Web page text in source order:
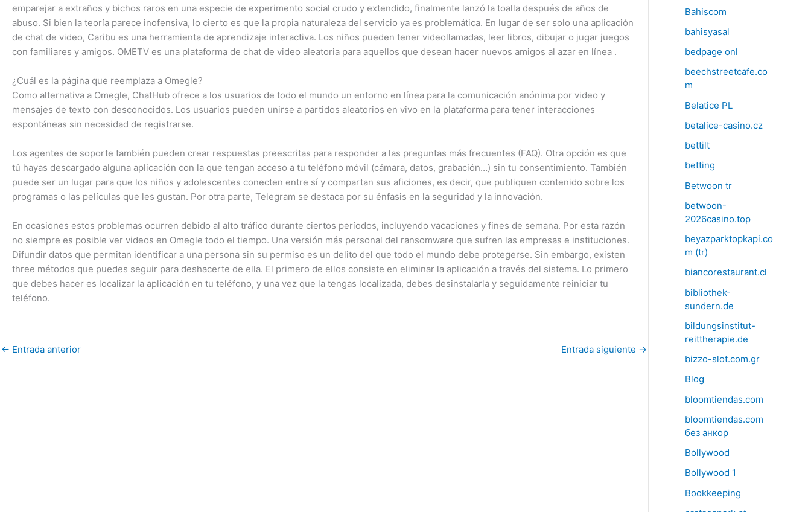
emparejar a extraños y bichos raros en una especie de experimento social crudo y extendido, finalmente lanzó la toalla después de años de
abuso. Si bien la teoría parece inofensiva, lo cierto es que la propia naturaleza del servicio ya es problemática. En lugar de ser solo una aplicación
de chat de video, Caribu es una herramienta de aprendizaje interactiva. Los niños pueden tener videollamadas, leer libros, dibujar o jugar juegos
con familiares y amigos. OMETV es una plataforma de chat de video aleatoria para aquellos que desean hacer nuevos amigos al azar en línea .
¿Cuál es la página que reemplaza a Omegle?
Como alternativa a Omegle, ChatHub ofrece a los usuarios de todo el mundo un entorno en línea para la comunicación anónima por video y
mensajes de texto con desconocidos. Los usuarios pueden unirse a partidos aleatorios en vivo en la plataforma para tener interacciones
espontáneas sin necesidad de registrarse.
Los agentes de soporte también pueden crear respuestas preescritas para responder a las preguntas más frecuentes (FAQ). Otra opción es que
tú hayas descargado alguna aplicación con la que tengan acceso a tu teléfono móvil (cámara, datos, grabación…) sin tu consentimiento. También
puede ser un lugar para que los niños y adolescentes conecten entre sí y compartan sus aficiones, es decir, que publiquen contenido sobre los
programas o las películas que les gustan. Por otra parte, Telegram se destaca por su énfasis en la seguridad y la innovación.
En ocasiones estos problemas ocurren debido al alto tráfico durante ciertos períodos, incluyendo vacaciones y fines de semana. Por esta razón
no siempre es posible ver videos en Omegle todo el tiempo. Una versión más personal del ransomware que sufren las empresas e instituciones.
Difundir datos que permitan identificar a una persona sin su permiso es un delito del que todo el mundo debe protegerse. Sin embargo, existen
three métodos que puedes seguir para deshacerte de ella. El primero de ellos consiste en eliminar la aplicación a través del sistema. Lo primero
que debes hacer es localizar la aplicación en tu teléfono, y una vez que la tengas localizada, debes desinstalarla y seguidamente reiniciar tu
teléfono.
← Entrada anterior Entrada siguiente →
Bahiscom
bahisyasal
bedpage onl
beechstreetcafe.co
m
Belatice PL
betalice-casino.cz
bettilt
betting
Betwoon tr
betwoon-
2026casino.top
beyazparktopkapi.co
m (tr)
biancorestaurant.cl
bibliothek-
sundern.de
bildungsinstitut-
reittherapie.de
bizzo-slot.com.gr
Blog
bloomtiendas.com
bloomtiendas.com
без анкор
Bollywood
Bollywood 1
Bookkeeping